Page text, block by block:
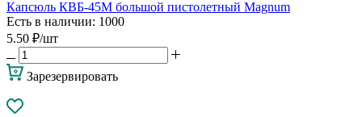
Капсюль КВБ-45М большой пистолетный Magnum
Есть в наличии: 1000
5.50 ₽/шт
Зарезервировать